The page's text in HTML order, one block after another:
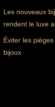
Les nouveaux
rendent le luxe
Éviter les
bijoux